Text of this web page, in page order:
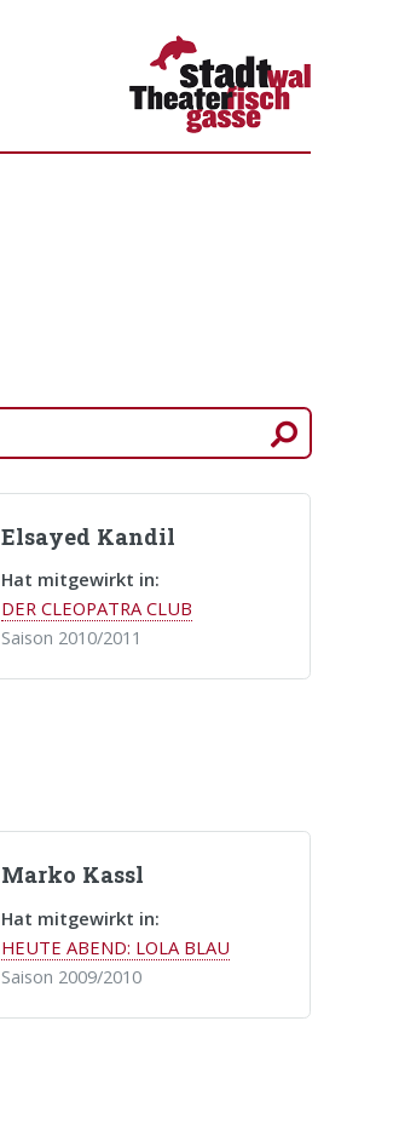
Elsayed Kandil
Hat mitgewirkt in:
DER CLEOPATRA CLUB
Saison 2010/2011
Marko Kassl
Hat mitgewirkt in:
HEUTE ABEND: LOLA BLAU
Saison 2009/2010